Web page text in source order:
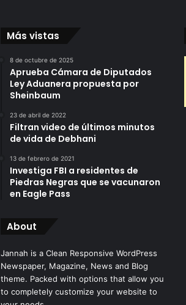
Más vistas
8 de octubre de 2025
Aprueba Cámara de Diputados
Ley Aduanera propuesta por
Sheinbaum
23 de abril de 2022
Filtran video de últimos minutos
de vida de Debhani
13 de febrero de 2021
Investiga FBI a residentes de
Piedras Negras que se vacunaron
en Eagle Pass
About
Jannah is a Clean Responsive WordPress
Newspaper, Magazine, News and Blog
theme. Packed with options that allow you
to completely customize your website to